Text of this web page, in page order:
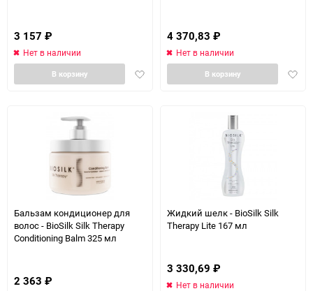
3 157 ₽
Нет в наличии
Добавить
В корзину
4 370,83 ₽
Нет в наличии
В корзину
Бальзам кондиционер для
волос - BioSilk Silk Therapy
Conditioning Balm 325 мл
2 363 ₽
Жидкий шелк - BioSilk Silk
Therapy Lite 167 мл
3 330,69 ₽
Нет в наличии